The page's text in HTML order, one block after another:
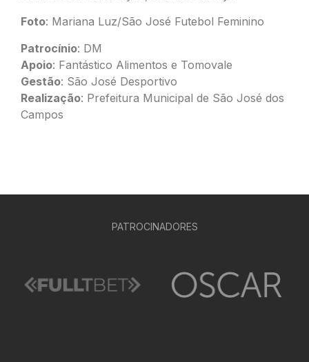
Foto: Mariana Luz/São José Futebol Feminino
Patrocínio: DM
Apoio: Fantástico Alimentos e Tomovale
Gestão: São José Desportivo
Realização: Prefeitura Municipal de São José dos
Campos
PATROCINADORES